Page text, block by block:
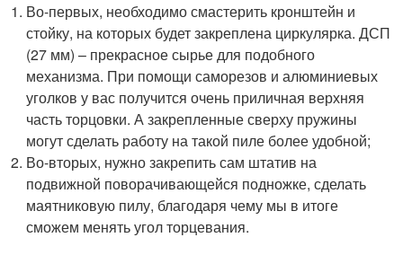
Во-первых, необходимо смастерить кронштейн и
стойку, на которых будет закреплена циркулярка. ДСП
(27 мм) – прекрасное сырье для подобного
механизма. При помощи саморезов и алюминиевых
уголков у вас получится очень приличная верхняя
часть торцовки. А закрепленные сверху пружины
могут сделать работу на такой пиле более удобной;
Во-вторых, нужно закрепить сам штатив на
подвижной поворачивающейся подножке, сделать
маятниковую пилу, благодаря чему мы в итоге
сможем менять угол торцевания.